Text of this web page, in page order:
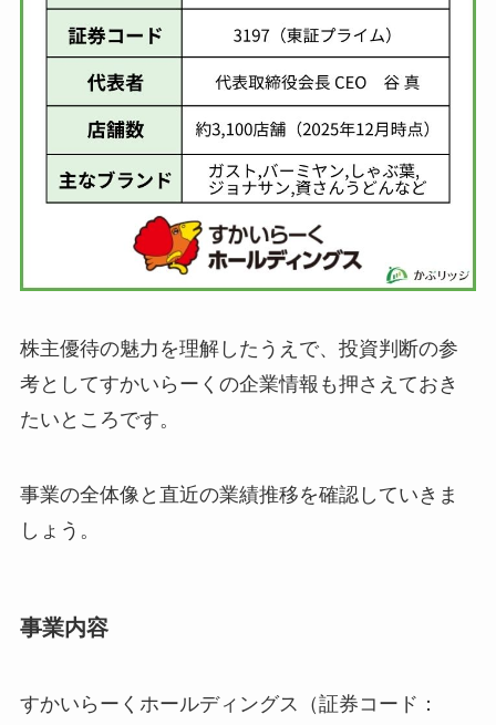
株主優待の魅力を理解したうえで、投資判断の参
考としてすかいらーくの企業情報も押さえておき
たいところです。
事業の全体像と直近の業績推移を確認していきま
しょう。
事業内容
すかいらーくホールディングス（証券コード：